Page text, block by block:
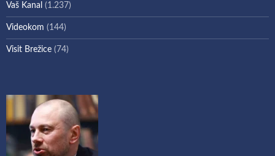
Vaš Kanal (1.237)
Videokom (144)
Visit Brežice (74)